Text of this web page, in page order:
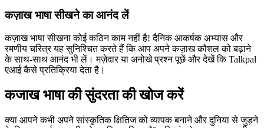
कज़ाख भाषा सीखने का आनंद लें
कज़ाख भाषा सीखना कोई कठिन काम नहीं है! दैनिक आकर्षक अभ्यास और
रमणीय चरित्र यह सुनिश्चित करते हैं कि आप अपने कज़ाख कौशल को बढ़ाने
के साथ-साथ आनंद भी लें। मज़ेदार या अनोखे प्रश्न पूछें और देखें कि Talkpal
एआई कैसे प्रतिक्रिया देता है।
कजाख भाषा की सुंदरता की खोज करें
क्या आपने कभी अपने सांस्कृतिक क्षितिज को व्यापक बनाने और दुनिया से जुड़ने